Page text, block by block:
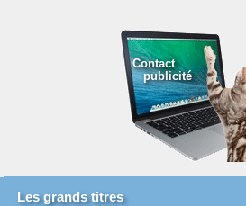
Contact
publicité
Les grands titres